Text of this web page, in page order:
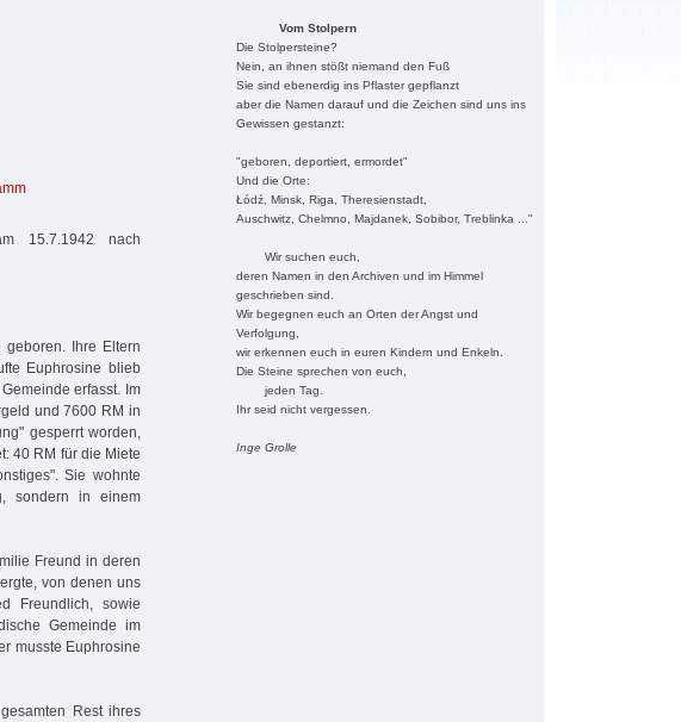
Vom Stolpern
Die Stolpersteine?
Nein, an ihnen stößt niemand den Fuß
Sie sind ebenerdig ins Pflaster gepflanzt
aber die Namen darauf und die Zeichen sind uns ins
Gewissen gestanzt:
"geboren, deportiert, ermordet"
Und die Orte:
Łódź, Minsk, Riga, Theresienstadt,
Auschwitz, Chelmno, Majdanek, Sobibor, Treblinka ..."
Wir suchen euch,
deren Namen in den Archiven und im Himmel
geschrieben sind.
Wir begegnen euch an Orten der Angst und
Verfolgung,
wir erkennen euch in euren Kindern und Enkeln.
Die Steine sprechen von euch,
jeden Tag.
Ihr seid nicht vergessen.
Inge Grolle
15.7.1942 nach
Ihre Eltern
Euphrosine blieb
erfasst. Im
und 7600 RM in
gesperrt worden,
40 RM für die Miete
Sie wohnte
sondern in einem
Freund in deren
von denen uns
Freundlich, sowie
Gemeinde im
musste Euphrosine
Rest ihres